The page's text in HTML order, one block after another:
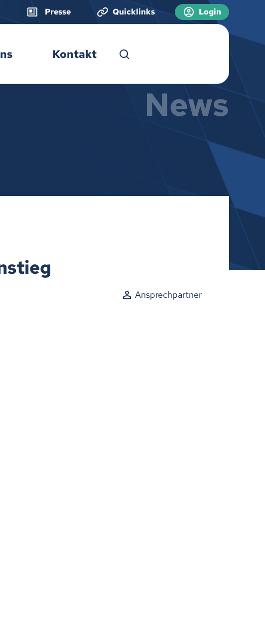
Presse Quicklinks Login
Kontakt
News
Ansprechpartner